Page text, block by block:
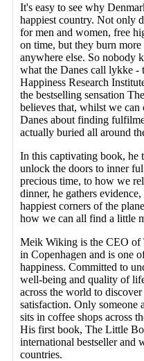
It's easy to see why
happiest country. Not only
for men and women, free
on time, but they burn more
anywhere else. So nobody
what the Danes call lykke
Happiness Research
the bestselling sensation
believes that, whilst we
Danes about finding
actually buried all around
In this captivating book, he
unlock the doors to inner
precious time, to how we
dinner, he gathers
happiest corners of the
how we can all find a little
Meik Wiking is the CEO of
in Copenhagen and is one
happiness. Committed to
well-being and quality of
across the world to
satisfaction. Only someone
sits in coffee shops across
His first book, The Little
international bestseller and
countries.